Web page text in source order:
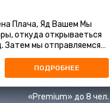
Плача, Яд Вашем Мы
откуда открываеться
Затем мы отправляемся
на гору Сион, чтобы посетить ...
ПОДРОБНЕЕ
«Premium» до 8 чел.